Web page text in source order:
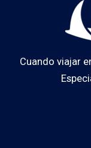
Cuando viajar